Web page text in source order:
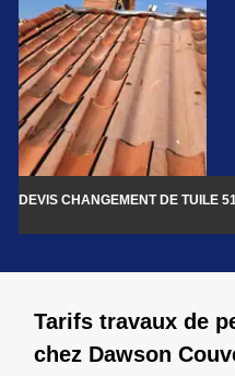
DEVIS CHANGEMENT DE TUILE 51
Tarifs travaux de
chez Dawson